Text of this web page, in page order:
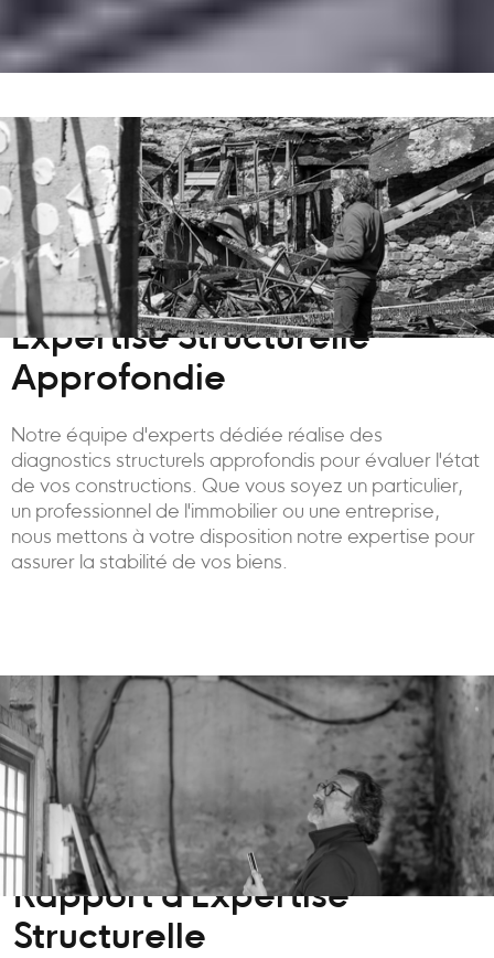
Expertise Structurelle
Approfondie
Notre équipe d'experts dédiée réalise des
diagnostics structurels approfondis pour évaluer l'état
de vos constructions. Que vous soyez un particulier,
un professionnel de l'immobilier ou une entreprise,
nous mettons à votre disposition notre expertise pour
assurer la stabilité de vos biens.
Rapport d'Expertise
Structurelle